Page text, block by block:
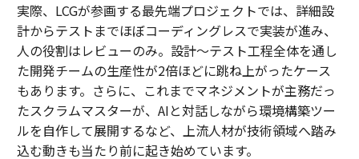
実際、LCGが参画する最先端プロジェクトでは、詳細設
計からテストまでほぼコーディングレスで実装が進み、
人の役割はレビューのみ。設計～テスト工程全体を通し
た開発チームの生産性が2倍ほどに跳ね上がったケース
もあります。さらに、これまでマネジメントが主務だっ
たスクラムマスターが、AIと対話しながら環境構築ツー
ルを自作して展開するなど、上流人材が技術領域へ踏み
込む動きも当たり前に起き始めています。